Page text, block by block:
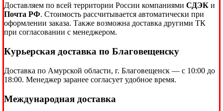
Доставляем по всей территории России компаниями СДЭК и
Почта РФ. Стоимость рассчитывается автоматически при
оформлении заказа. Также возможна доставка другими ТК
при согласовании с менеджером.
Курьерская доставка по Благовещенску
Доставка по Амурской области, г. Благовещенск — с 10:00 до
18:00. Менеджер заранее согласует удобное время.
Международная доставка